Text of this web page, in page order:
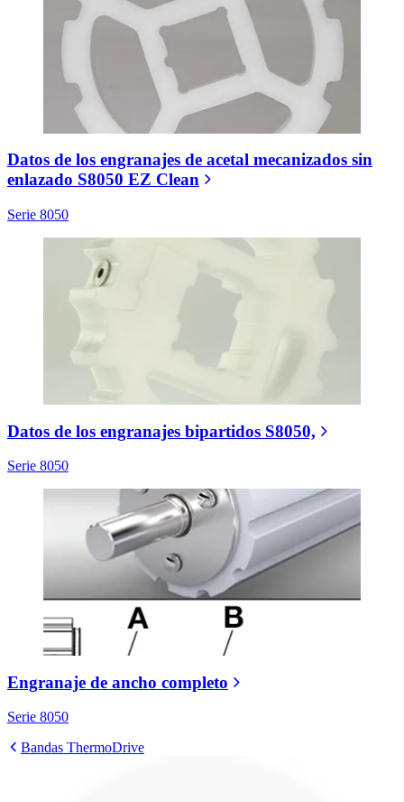
Datos de los engranajes de acetal mecanizados sin
enlazado S8050 EZ Clean
Serie 8050
Datos de los engranajes bipartidos S8050,
Serie 8050
Engranaje de ancho completo
Serie 8050
Bandas ThermoDrive